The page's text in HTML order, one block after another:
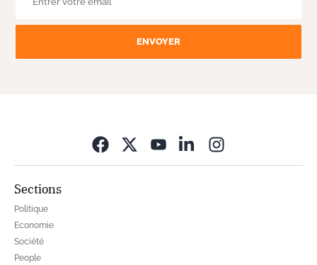
ENVOYER
Sections
Politique
Economie
Société
People